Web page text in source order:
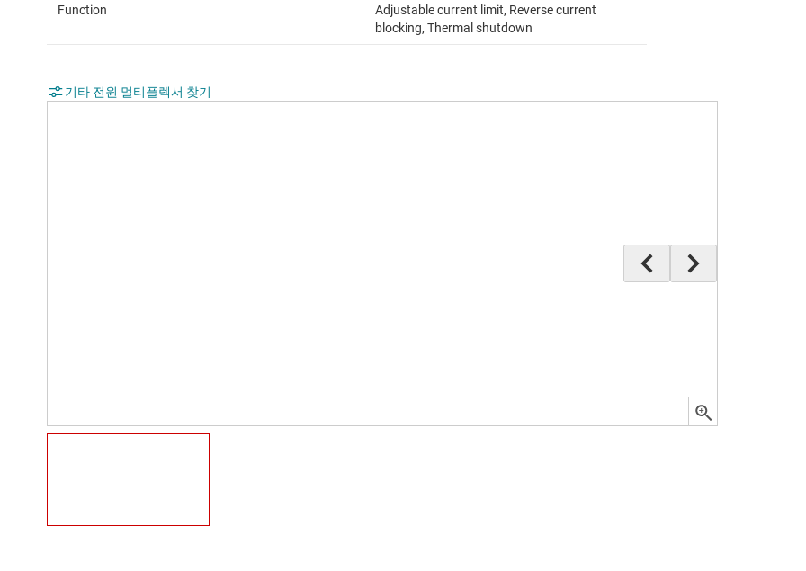
Function
Adjustable current limit, Reverse current
blocking, Thermal shutdown
기타 전원 멀티플렉서 찾기